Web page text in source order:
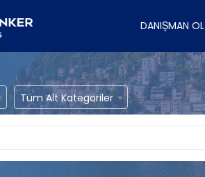
DANIŞMAN OL
Tüm Alt Kategoriler